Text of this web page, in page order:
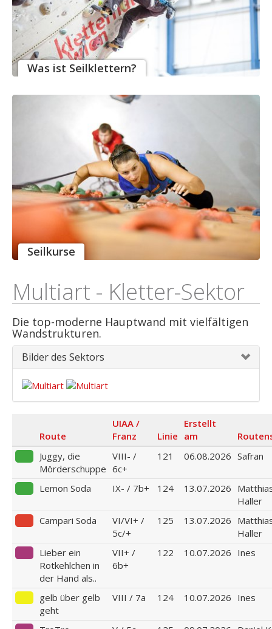
Was ist Seilklettern?
Seilkurse
Multiart - Kletter-Sektor
Die top-moderne Hauptwand mit vielfältigen
Wandstrukturen.
Bilder des Sektors
Route
UIAA /
Franz
Linie
Erstellt
am
Juggy, die
Mörderschuppe
VIII- /
6c+
121 06.08.2026 Safran
Lemon Soda IX- / 7b+ 124 13.07.2026
Haller
Campari Soda
VI/VI+ /
5c/+
125 13.07.2026
Haller
Lieber ein
Rotkehlchen in
der Hand als..
VII+ /
6b+
122 10.07.2026 Ines
gelb über gelb
geht
VIII / 7a 124 10.07.2026 Ines